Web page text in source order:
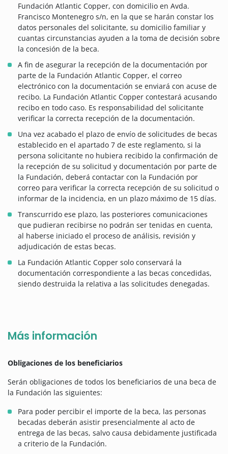
Fundación Atlantic Copper, con domicilio en Avda.
Francisco Montenegro s/n, en la que se harán constar los
datos personales del solicitante, su domicilio familiar y
cuantas circunstancias ayuden a la toma de decisión sobre
la concesión de la beca.
A fin de asegurar la recepción de la documentación por
parte de la Fundación Atlantic Copper, el correo
electrónico con la documentación se enviará con acuse de
recibo. La Fundación Atlantic Copper contestará acusando
recibo en todo caso. Es responsabilidad del solicitante
verificar la correcta recepción de la documentación.
Una vez acabado el plazo de envío de solicitudes de becas
establecido en el apartado 7 de este reglamento, si la
persona solicitante no hubiera recibido la confirmación de
la recepción de su solicitud y documentación por parte de
la Fundación, deberá contactar con la Fundación por
correo para verificar la correcta recepción de su solicitud o
informar de la incidencia, en un plazo máximo de 15 días.
Transcurrido ese plazo, las posteriores comunicaciones
que pudieran recibirse no podrán ser tenidas en cuenta,
al haberse iniciado el proceso de análisis, revisión y
adjudicación de estas becas.
La Fundación Atlantic Copper solo conservará la
documentación correspondiente a las becas concedidas,
siendo destruida la relativa a las solicitudes denegadas.
Más información
Obligaciones de los beneficiarios
Serán obligaciones de todos los beneficiarios de una beca de
la Fundación las siguientes:
Para poder percibir el importe de la beca, las personas
becadas deberán asistir presencialmente al acto de
entrega de las becas, salvo causa debidamente justificada
a criterio de la Fundación.